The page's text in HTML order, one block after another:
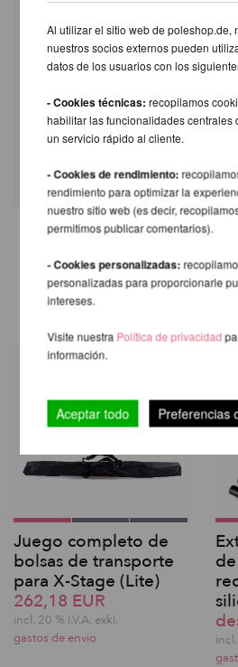
Componente
Cúpula del techo Pro X-
XPert (NXN)
Soporte de techo horizontal
Soporte de techo inclinado
barra giratoria XPert con
OTROS
MISMA
Juego completo de
bolsas de transporte
para X-Stage (Lite)
262,18 EUR
incl. 20 % I.V.A. exkl.
gastos de envio
Al utilizar el sitio web de poleshop.de,
nuestros socios externos pueden
datos de los usuarios con los
- Cookies técnicas:recopilamos
habilitar las funcionalidades centrales
un servicio rápido al cliente.
- Cookies de rendimiento:
rendimiento para optimizar la
nuestro sitio web (es decir,
permitimos publicar comentarios).
- Cookies personalizadas:
personalizadas para proporcionarle
intereses.
Visite nuestra Política de privacidad
información.
Aceptar todo Preferencias